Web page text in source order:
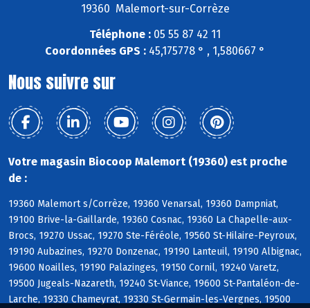
19360 Malemort-sur-Corrèze
Téléphone : 05 55 87 42 11
Coordonnées GPS : 45,175778 ° , 1,580667 °
Nous suivre sur
Votre magasin Biocoop Malemort (19360) est proche
de :
19360 Malemort s/Corrèze, 19360 Venarsal, 19360 Dampniat,
19100 Brive-la-Gaillarde, 19360 Cosnac, 19360 La Chapelle-aux-
Brocs, 19270 Ussac, 19270 Ste-Féréole, 19560 St-Hilaire-Peyroux,
19190 Aubazines, 19270 Donzenac, 19190 Lanteuil, 19190 Albignac,
19600 Noailles, 19190 Palazinges, 19150 Cornil, 19240 Varetz,
19500 Jugeals-Nazareth, 19240 St-Viance, 19600 St-Pantaléon-de-
Larche, 19330 Chameyrat, 19330 St-Germain-les-Vergnes, 19500